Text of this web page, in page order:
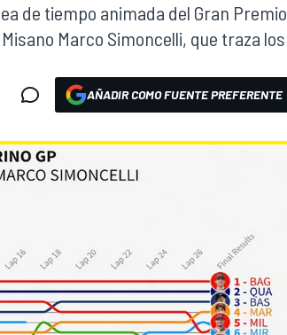
de tiempo animada del Gran Premio
Marco Simoncelli, que traza los
AÑADIR COMO FUENTE PREFERENTE